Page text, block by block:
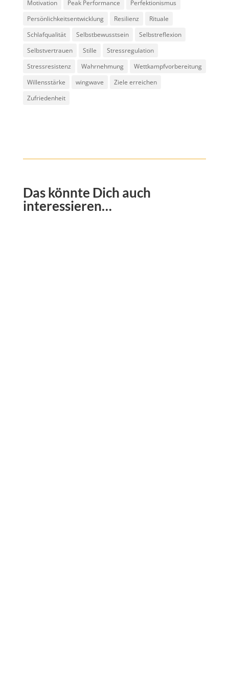
Motivation Peak Performance
Perfektionismus
Persönlichkeitsentwicklung
Resilienz
Rituale
Schlafqualität
Selbstbewusstsein
Selbstreflexion
Selbstvertrauen
Stille
Stressregulation
Stressresistenz
Wahrnehmung
Wettkampfvorbereitung
Willensstärke
wingwave
Ziele erreichen
Zufriedenheit
Das könnte Dich auch
interessieren…